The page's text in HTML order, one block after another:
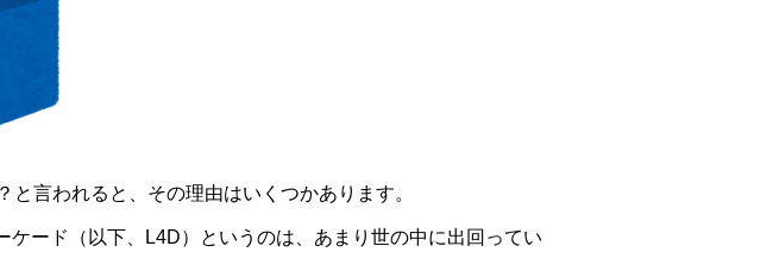
と言われると、その理由はいくつかあります。
ケード（以下、L4D）というのは、あまり世の中に出回ってい